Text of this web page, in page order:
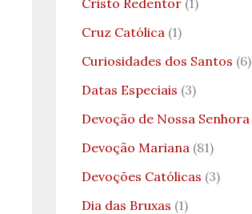
Cristo Redentor (1)
Cruz Católica (1)
Curiosidades dos Santos (6)
Datas Especiais (3)
Devoção de Nossa Senhora
Devoção Mariana (81)
Devoções Católicas (3)
Dia das Bruxas (1)